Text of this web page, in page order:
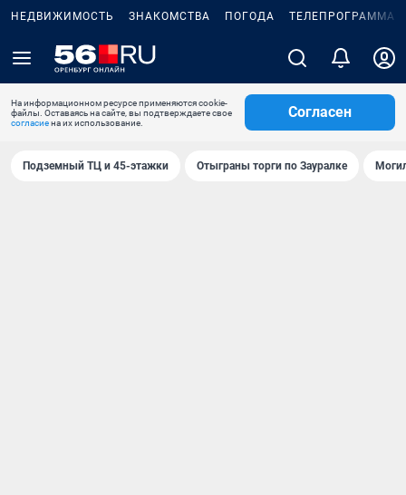
НЕДВИЖИМОСТЬ ЗНАКОМСТВА ПОГОДА ТЕЛЕПРОГРАММА
На информационном ресурсе применяются cookie-
файлы. Оставаясь на сайте, вы подтверждаете свое
согласиена их использование.
Согласен
Подземный ТЦ и 45-этажки Отыграны торги по Зауралке